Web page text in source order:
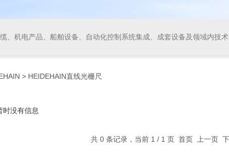
集成、成套设备及领域内技术开发、技术转让、技术咨询、技术服务，从事货物及技术的进出口业务，仪器仪表、阀门、电线电缆的生产、加工。
> HEIDEHAIN直线光栅尺
时没有信息
共 0 条记录，当前 1 / 1 页 首页 上一页